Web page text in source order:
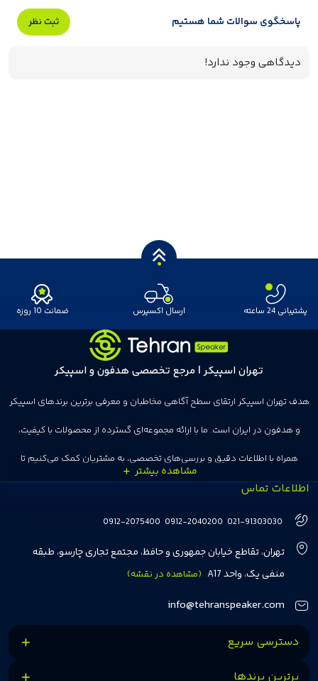
پاسخگوی سوالات شما هستیم ثبت نظر
دیدگاهی وجود ندارد!
پشتیبانی 24 ساعته ارسال اکسپرس ضمانت 10 روزه
تهران اسپیکر | مرجع تخصصی هدفون و اسپیکر
هدف تهران اسپیکر ارتقای سطح آگاهی مخاطبان و معرفی برترین برندهای اسپیکر
و هدفون در ایران است. ما با ارائه مجموعه‌ای گسترده از محصولات با کیفیت،
همراه با اطلاعات دقیق و بررسی‌های تخصصی، به مشتریان کمک می‌کنیم تا
انتخاب‌های درست و هوشمندانه‌ای داشته باشند. تهران اسپیکر با تجربه‌ای بیش از
هفت سال در این زمینه، بر ایجاد تجربه خریدی آسان، سریع و مطمئن تمرکز دارد تا
مشتریان بتوانند با خیالی آسوده از انتخاب خود لذت ببرند. ما به رضایت و اعتماد
مشتریان اهمیت می‌دهیم و همواره در تلاشیم تا بهترین‌ها را برای آن‌ها فراهم
کنیم.
اطلاعات تماس
021-91303030
0912-2040200
0912-2075400
تهران، تقاطع خیابان جمهوری و حافظ، مجتمع تجاری چارسو، طبقه
منفی یک، واحد A17
(مشاهده در نقشه)
info@tehranspeaker.com
دسترسی سریع
برترین برندها